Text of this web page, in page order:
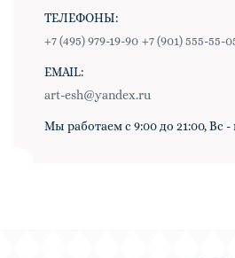
ТЕЛЕФОНЫ:
+7 (495) 979-19-90 +7 (901) 555-55-
EMAIL:
art-esh@yandex.ru
Мы работаем с 9:00 до 21:00, Вс